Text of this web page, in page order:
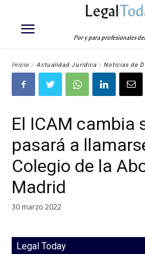
Legal
Por y para profesionales
Inicio Actualidad Jurídica Noticias de
El ICAM cambia
pasará a
Colegio de la
Madrid
30 marzo 2022
Legal Today